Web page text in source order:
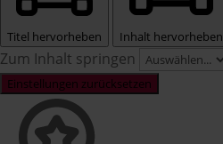
Titel hervorheben Inhalt hervorheben
Zum Inhalt springen
Einstellungen zurücksetzen